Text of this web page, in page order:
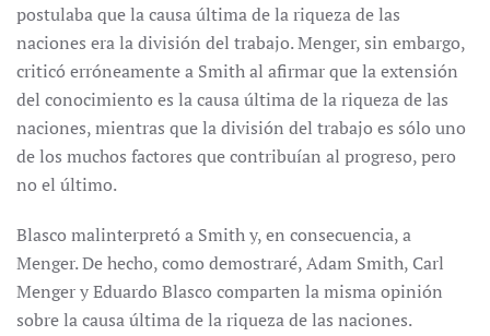
postulaba que la causa última de la riqueza de las
naciones era la división del trabajo. Menger, sin embargo,
criticó erróneamente a Smith al afirmar que la extensión
del conocimiento es la causa última de la riqueza de las
naciones, mientras que la división del trabajo es sólo uno
de los muchos factores que contribuían al progreso, pero
no el último.
Blasco malinterpretó a Smith y, en consecuencia, a
Menger. De hecho, como demostraré, Adam Smith, Carl
Menger y Eduardo Blasco comparten la misma opinión
sobre la causa última de la riqueza de las naciones.